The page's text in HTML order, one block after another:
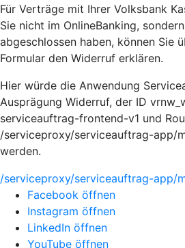
Für Verträge mit Ihrer Volksbank
Sie nicht im OnlineBanking,
abgeschlossen haben, können Sie
Formular den Widerruf erklären.
Hier würde die Anwendung
Ausprägung Widerruf, der ID
serviceauftrag-frontend-v1 und
/serviceproxy/serviceauftrag-app/
werden.
/serviceproxy/serviceauftrag-app/
Facebook öffnen
Instagram öffnen
LinkedIn öffnen
YouTube öffnen